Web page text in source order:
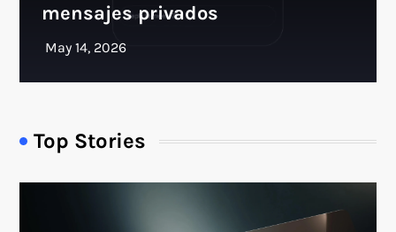
mensajes privados
Top Stories